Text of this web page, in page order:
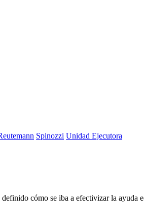
Spinozzi Unidad Ejecutora
cómo se iba a efectivizar la